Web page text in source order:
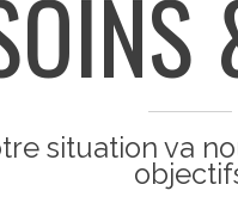
situation va